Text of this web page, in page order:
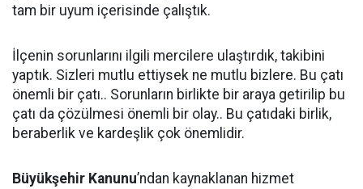
tam bir uyum içerisinde çalıştık.
İlçenin sorunlarını ilgili mercilere ulaştırdık, takibini
yaptık. Sizleri mutlu ettiysek ne mutlu bizlere. Bu çatı
önemli bir çatı.. Sorunların birlikte bir araya getirilip bu
çatı da çözülmesi önemli bir olay.. Bu çatıdaki birlik,
beraberlik ve kardeşlik çok önemlidir.
Büyükşehir Kanunu’ndan kaynaklanan hizmet